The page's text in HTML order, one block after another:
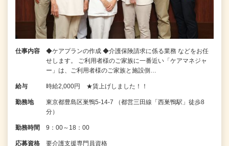
仕事内容
◆ケアプランの作成 ◆介護保険請求に係る業務 などをお任
せします。 ご利用者様のご家族に一番近い「ケアマネジャ
ー」は、ご利用者様のご家族と施設側…
給与 時給2,000円 ★賃上げしました！！
勤務地
東京都豊島区巣鴨5-14-7 （都営三田線「西巣鴨駅」徒歩8
分）
勤務時間 9：00～18：00
応募資格 要介護支援専門員資格